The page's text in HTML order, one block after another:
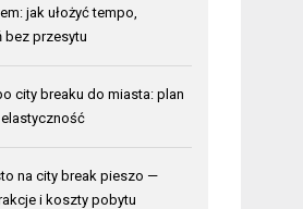
jak ułożyć tempo,
bez przesytu
city breaku do miasta: plan
na city break pieszo —
i koszty pobytu